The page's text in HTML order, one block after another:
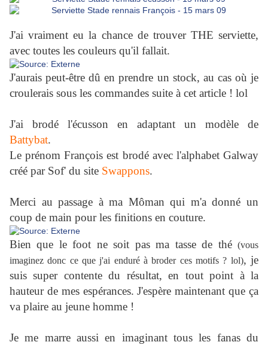
J'ai vraiment eu la chance de trouver THE serviette,
avec toutes les couleurs qu'il fallait.
J'aurais peut-être dû en prendre un stock, au cas où je
croulerais sous les commandes suite à cet article ! lol
J'ai brodé l'écusson en adaptant un modèle de
Battybat.
Le prénom François est brodé avec l'alphabet Galway
créé par Sof' du site Swappons.
Merci au passage à ma Môman qui m'a donné un
coup de main pour les finitions en couture.
Bien que le foot ne soit pas ma tasse de thé (vous
imaginez donc ce que j'ai enduré à broder ces motifs ? lol), je
suis super contente du résultat, en tout point à la
hauteur de mes espérances. J'espère maintenant que ça
va plaire au jeune homme !
Je me marre aussi en imaginant tous les fanas du